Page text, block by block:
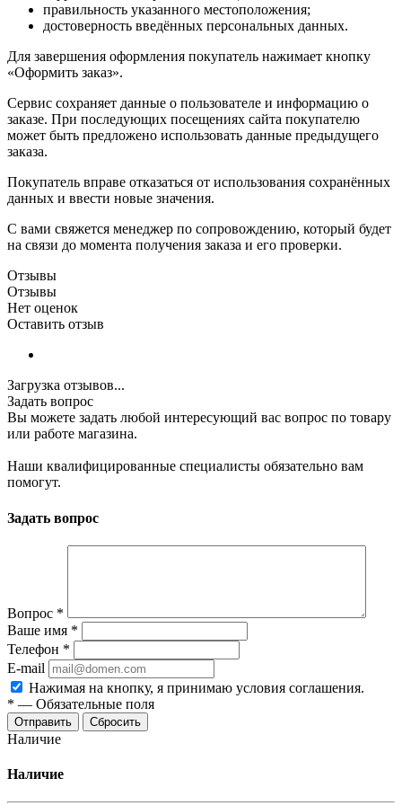
правильность указанного местоположения;
достоверность введённых персональных данных.
Для завершения оформления покупатель нажимает кнопку
«Оформить заказ».
Сервис сохраняет данные о пользователе и информацию о
заказе. При последующих посещениях сайта покупателю
может быть предложено использовать данные предыдущего
заказа.
Покупатель вправе отказаться от использования сохранённых
данных и ввести новые значения.
С вами свяжется менеджер по сопровождению, который будет
на связи до момента получения заказа и его проверки.
Отзывы
Отзывы
Нет оценок
Оставить отзыв
Загрузка отзывов...
Задать вопрос
Вы можете задать любой интересующий вас вопрос по товару
или работе магазина.
Наши квалифицированные специалисты обязательно вам
помогут.
Задать вопрос
Вопрос *
Ваше имя *
Телефон *
E-mail
Нажимая на кнопку, я принимаю условия соглашения.
* — Обязательные поля
Отправить Сбросить
Наличие
Наличие